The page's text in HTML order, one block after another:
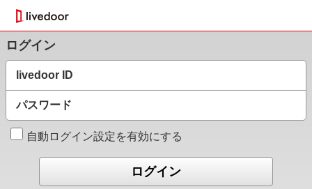
ログイン
livedoor ID
パスワード
自動ログイン設定を有効にする